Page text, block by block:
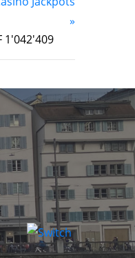
»
1'042'409